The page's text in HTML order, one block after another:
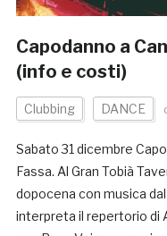
Capodanno a
(info e costi)
Clubbing DANCE
Sabato 31 dicembre
Fassa. Al Gran Tobià
dopocena con musica
interpreta il repertorio di